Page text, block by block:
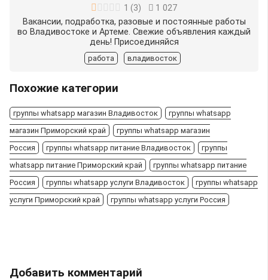
1 (3)
1 027
Вакансии, подработка, разовые и постоянные работы
во Владивостоке и Артеме. Свежие объявления каждый
день! Присоединяйся
работа владивосток
Похожие категории
группы whatsapp магазин Владивосток
группы whatsapp
магазин Приморский край
группы whatsapp магазин
Россия
группы whatsapp питание Владивосток
группы
whatsapp питание Приморский край
группы whatsapp питание
Россия
группы whatsapp услуги Владивосток
группы whatsapp
услуги Приморский край
группы whatsapp услуги Россия
Добавить комментарий